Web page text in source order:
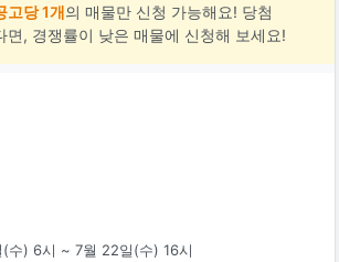
고당 1개의 매물만 신청 가능해요! 당첨
면, 경쟁률이 낮은 매물에 신청해 보세요!
수) 6시 ~ 7월 22일(수) 16시